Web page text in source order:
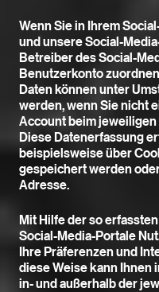
Wenn Sie in Ihrem
und unsere Social-
Betreiber des Social-
Benutzerkonto
Daten können unter
werden, wenn Sie nicht
Account beim
Diese Datenerfassung
beispielsweise über
gespeichert werden
Adresse.
Mit Hilfe der so
Social-Media-Portale
Ihre Präferenzen und
diese Weise kann
in- und außerhalb der